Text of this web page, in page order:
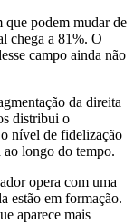
podem mudar de
chega a 81%. O
campo ainda não
da direita
distribui o
nível de fidelização
longo do tempo.
opera com uma
estão em formação.
aparece mais